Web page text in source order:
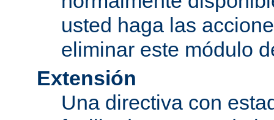
usted haga las
eliminar este módulo
Extensión
Una directiva con